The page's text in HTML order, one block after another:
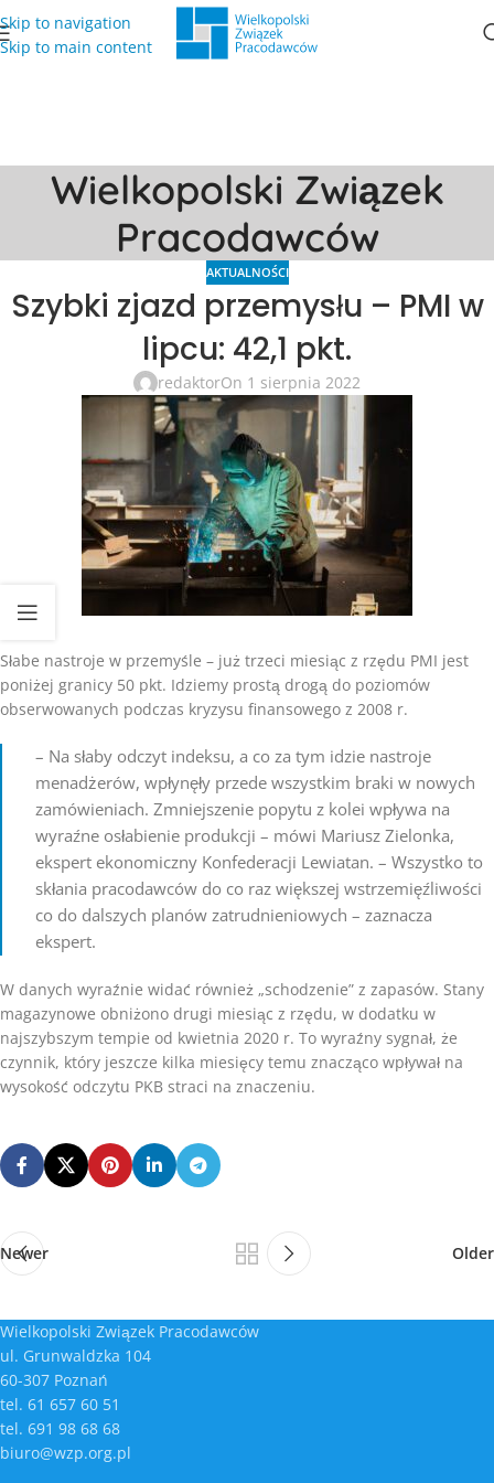
Skip to navigation
Skip to main content
Wielkopolski Związek
Pracodawców
AKTUALNOŚCI
Szybki zjazd przemysłu – PMI w
lipcu: 42,1 pkt.
redaktorOn 1 sierpnia 2022
Słabe nastroje w przemyśle – już trzeci miesiąc z rzędu PMI jest
poniżej granicy 50 pkt. Idziemy prostą drogą do poziomów
obserwowanych podczas kryzysu finansowego z 2008 r.
– Na słaby odczyt indeksu, a co za tym idzie nastroje
menadżerów, wpłynęły przede wszystkim braki w nowych
zamówieniach. Zmniejszenie popytu z kolei wpływa na
wyraźne osłabienie produkcji – mówi Mariusz Zielonka,
ekspert ekonomiczny Konfederacji Lewiatan. – Wszystko to
skłania pracodawców do co raz większej wstrzemięźliwości
co do dalszych planów zatrudnieniowych – zaznacza
ekspert.
W danych wyraźnie widać również „schodzenie” z zapasów. Stany
magazynowe obniżono drugi miesiąc z rzędu, w dodatku w
najszybszym tempie od kwietnia 2020 r. To wyraźny sygnał, że
czynnik, który jeszcze kilka miesięcy temu znacząco wpływał na
wysokość odczytu PKB straci na znaczeniu.
Newer Older
Wielkopolski Związek Pracodawców
ul. Grunwaldzka 104
60-307 Poznań
tel. 61 657 60 51
tel. 691 98 68 68
biuro@wzp.org.pl